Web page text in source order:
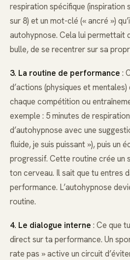
respiration spécifique (inspiration
sur 8) et un mot-clé (« ancré »)
autohypnose. Cela lui permettait
bulle, de se recentrer sur sa
3. La routine de performance :
d’actions (physiques et
chaque compétition ou
exemple : 5 minutes de
d’autohypnose avec une
fluide, je suis puissant »), puis un
progressif. Cette routine crée un
ton cerveau. Il sait que tu entres
performance. L’autohypnose
routine.
4. Le dialogue interne : Ce que
direct sur ta performance. Un
rate pas » active un circuit